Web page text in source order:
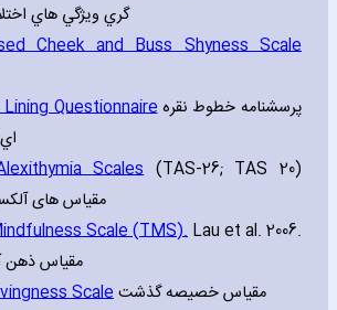
گري ويژگي هاي
Cheek and Buss Shyness Scale
Questionnaireپرسشنامه خطوط نقره
Scales(TAS-26; TAS 20)
مقیاس های
Scale (TMS). Lau et al. 2006.
مقیاس ذهن
Scaleمقياس خصيصه گذشت